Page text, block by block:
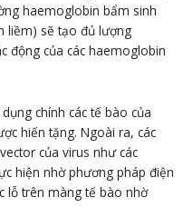
haemoglobin bẩm sinh
liềm) sẽ tạo đủ lượng
động của các haemoglobin
chính các tế bào của
hiến tặng. Ngoài ra, các
của virus như các
hiện nhờ phương pháp điện
lỗ trên màng tế bào nhờ